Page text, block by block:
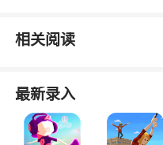
相关阅读
最新录入